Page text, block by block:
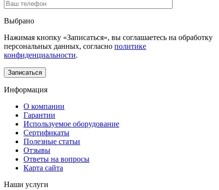
Выбрано
Нажимая кнопку «Записаться», вы соглашаетесь на обработку
персональных данных, согласно политике
конфиденциальности.
Информация
О компании
Гарантии
Используемое оборудование
Сертификаты
Полезные статьи
Отзывы
Ответы на вопросы
Карта сайта
Наши услуги